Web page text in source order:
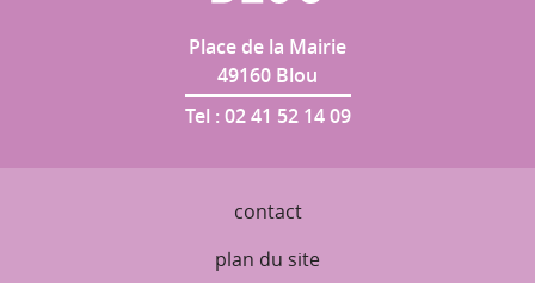
Place de la Mairie
49160 Blou
Tel : 02 41 52 14 09
contact
plan du site